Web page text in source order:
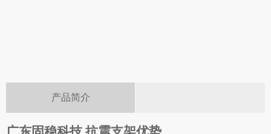
产品简介